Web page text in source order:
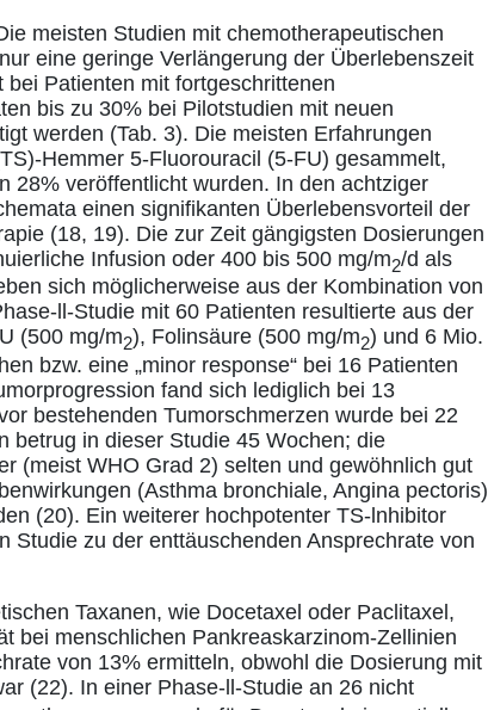
meisten Studien mit chemotherapeutischen
eine geringe Verlängerung der Überlebenszeit
Patienten mit fortgeschrittenen
bis zu 30% bei Pilotstudien mit neuen
werden (Tab. 3). Die meisten Erfahrungen
Hemmer 5-Fluorouracil (5-FU) gesammelt,
28% veröffentlicht wurden. In den achtziger
einen signifikanten Überlebensvorteil der
(18, 19). Die zur Zeit gängigsten Dosierungen
Infusion oder 400 bis 500 mg/m2/d als
sich möglicherweise aus der Kombination von
ll-Studie mit 60 Patienten resultierte aus der
(500 mg/m2), Folinsäure (500 mg/m2) und 6 Mio.
bzw. eine „minor response“ bei 16 Patienten
fand sich lediglich bei 13
bestehenden Tumorschmerzen wurde bei 22
betrug in dieser Studie 45 Wochen; die
(meist WHO Grad 2) selten und gewöhnlich gut
(Asthma bronchiale, Angina pectoris)
(20). Ein weiterer hochpotenter TS-lnhibitor
Studie zu der enttäuschenden Ansprechrate von
Taxanen, wie Docetaxel oder Paclitaxel,
bei menschlichen Pankreaskarzinom-Zellinien
von 13% ermitteln, obwohl die Dosierung mit
(22). In einer Phase-ll-Studie an 26 nicht